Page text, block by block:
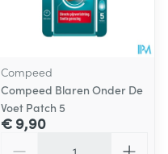
Compeed
Compeed Blaren Onder De
Voet Patch 5
€ 9,90